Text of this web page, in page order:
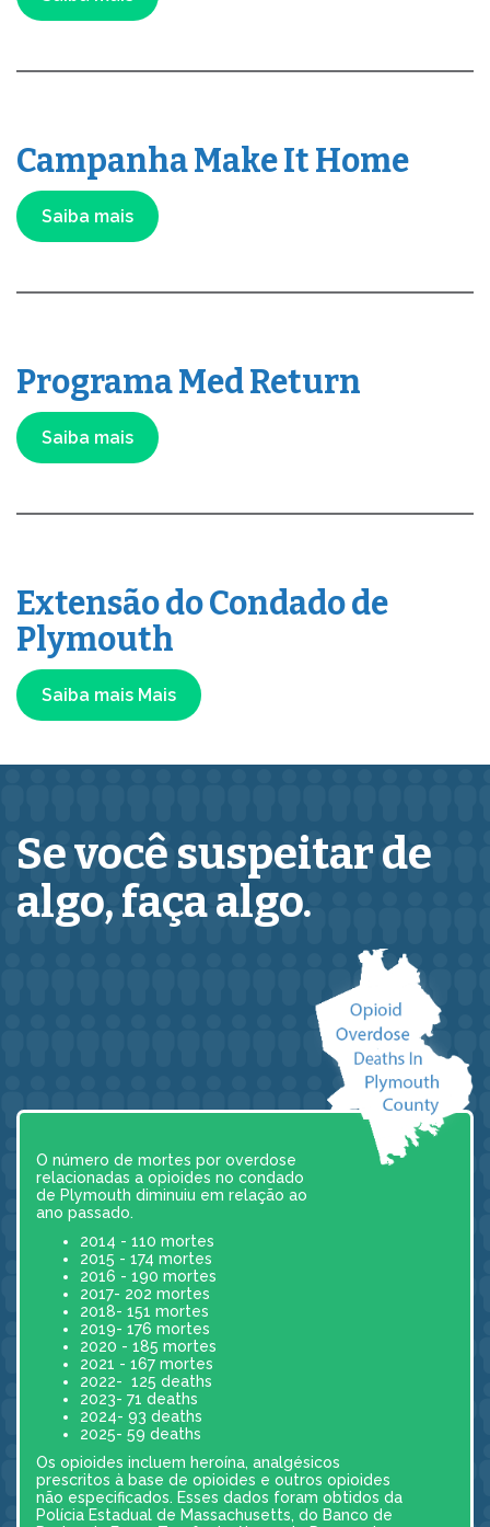
Campanha Make It Home
Saiba mais
Programa Med Return
Saiba mais
Extensão do Condado de
Plymouth
Saiba mais Mais
Se você suspeitar de
algo,faça algo.
O número de mortes por overdose
relacionadas a opioides no condado
de Plymouth diminuiu em relação ao
ano passado.
2014 - 110 mortes
2015 - 174 mortes
2016 - 190 mortes
2017- 202 mortes
2018- 151 mortes
2019- 176 mortes
2020 - 185 mortes
2021 - 167 mortes
2022- 125 deaths
2023- 71 deaths
2024- 93 deaths
2025- 59 deaths
Os opioides incluem heroína, analgésicos
prescritos à base de opioides e outros opioides
não especificados. Esses dados foram obtidos da
Polícia Estadual de Massachusetts, do Banco de